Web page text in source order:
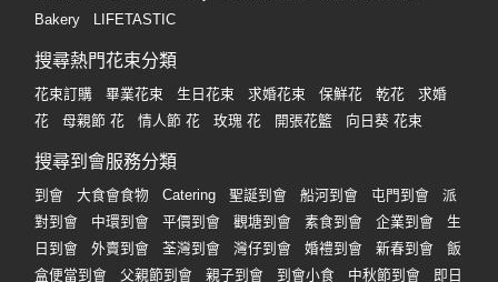
Bakery
LIFETASTIC
搜尋熱門花束分類
花束訂購 畢業花束 生日花束 求婚花束 保鮮花 乾花
求婚
花
母親節 花 情人節 花 玫瑰 花 開張花籃 向日葵 花束
搜尋到會服務分類
到會 大食會食物 Catering 聖誕到會 船河到會 屯門到會
派
對到會
中環到會 平價到會 觀塘到會 素食到會 企業到會
生
日到會
外賣到會 荃灣到會 灣仔到會 婚禮到會 新春到會
飯
盒便當到會
父親節到會 親子到會 到會小食 中秋節到會
即日